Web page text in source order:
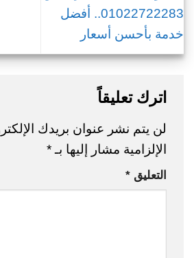
01022722283.. أفضل
خدمة بأحسن أسعار
اترك تعليقاً
لن يتم نشر عنوان بريدك
الإلزامية مشار إليها بـ*
التعليق *